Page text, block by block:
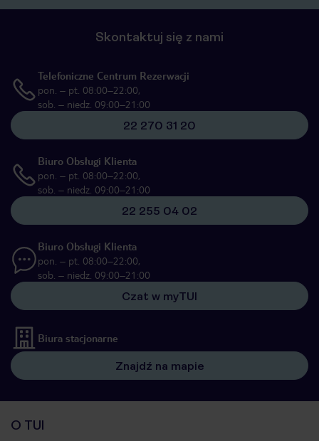
Skontaktuj się z nami
Telefoniczne Centrum Rezerwacji
pon. – pt. 08:00–22:00,
sob. – niedz. 09:00–21:00
22 270 31 20
Biuro Obsługi Klienta
pon. – pt. 08:00–22:00,
sob. – niedz. 09:00–21:00
22 255 04 02
Biuro Obsługi Klienta
pon. – pt. 08:00–22:00,
sob. – niedz. 09:00–21:00
Czat w myTUI
Biura stacjonarne
Znajdź na mapie
O TUI